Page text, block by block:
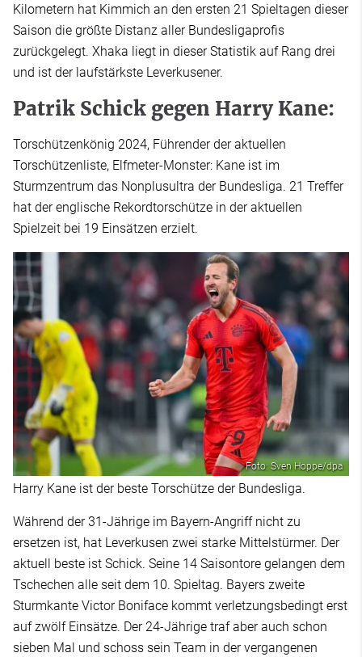
Kilometern hat Kimmich an den ersten 21 Spieltagen dieser
Saison die größte Distanz aller Bundesligaprofis
zurückgelegt. Xhaka liegt in dieser Statistik auf Rang drei
und ist der laufstärkste Leverkusener.
Patrik Schick gegen Harry Kane:
Torschützenkönig 2024, Führender der aktuellen
Torschützenliste, Elfmeter-Monster: Kane ist im
Sturmzentrum das Nonplusultra der Bundesliga. 21 Treffer
hat der englische Rekordtorschütze in der aktuellen
Spielzeit bei 19 Einsätzen erzielt.
Foto: Sven Hoppe/dpa
Harry Kane ist der beste Torschütze der Bundesliga.
Während der 31-Jährige im Bayern-Angriff nicht zu
ersetzen ist, hat Leverkusen zwei starke Mittelstürmer. Der
aktuell beste ist Schick. Seine 14 Saisontore gelangen dem
Tschechen alle seit dem 10. Spieltag. Bayers zweite
Sturmkante Victor Boniface kommt verletzungsbedingt erst
auf zwölf Einsätze. Der 24-Jährige traf aber auch schon
sieben Mal und schoss sein Team in der vergangenen